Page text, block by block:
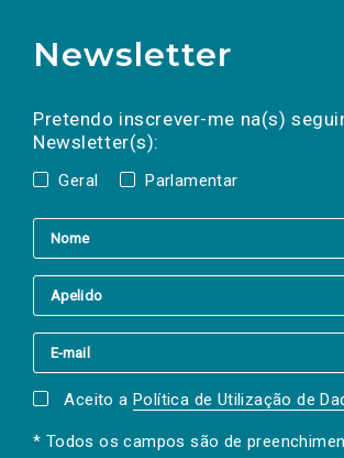
Newsletter
Pretendo inscrever-me na(s)
Newsletter(s):
Geral Parlamentar
a(s) newsletter(s).
mail
Aceito a Política de Utilização de
* Todos os campos são de